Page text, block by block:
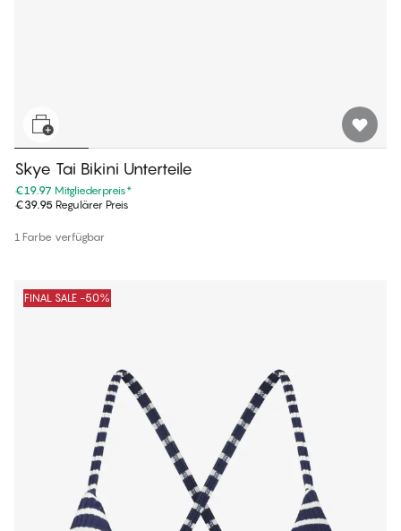
Skye Tai Bikini Unterteile
€19.97 Mitgliederpreis*
€39.95 Regulärer Preis
1 Farbe verfügbar
FINAL SALE -50%